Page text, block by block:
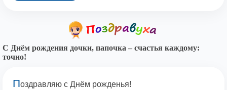
С Днём рождения дочки, папочка – счастья каждому:
точно!
Поздравляю с Днём рожденья!